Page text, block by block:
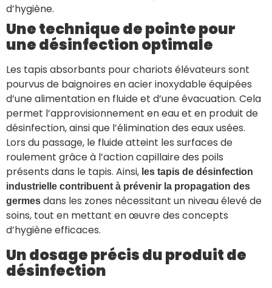
d’hygiène.
Une technique de pointe pour
une désinfection optimale
Les tapis absorbants pour chariots élévateurs sont
pourvus de baignoires en acier inoxydable équipées
d’une alimentation en fluide et d’une évacuation. Cela
permet l’approvisionnement en eau et en produit de
désinfection, ainsi que l’élimination des eaux usées.
Lors du passage, le fluide atteint les surfaces de
roulement grâce à l’action capillaire des poils
présents dans le tapis. Ainsi, les tapis de désinfection
industrielle contribuent à prévenir la propagation des
germes dans les zones nécessitant un niveau élevé de
soins, tout en mettant en œuvre des concepts
d’hygiène efficaces.
Un dosage précis du produit de
désinfection